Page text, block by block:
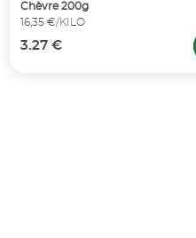
Chèvre 200g
16,35 €/KILO
3.27 €